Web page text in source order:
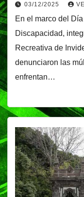
03/12/2025
En el marco del
Discapacidad,
Recreativa de
denunciaron las
enfrentan…